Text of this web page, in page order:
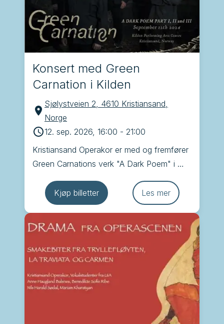
Konsert med Green
Carnation i Kilden
Sjølystveien 2, 4610 Kristiansand,
Norge
12. sep. 2026, 16:00 - 21:00
Kristiansand Operakor er med og fremfører
Green Carnations verk "A Dark Poem" i
Kjøp billetter
Les mer